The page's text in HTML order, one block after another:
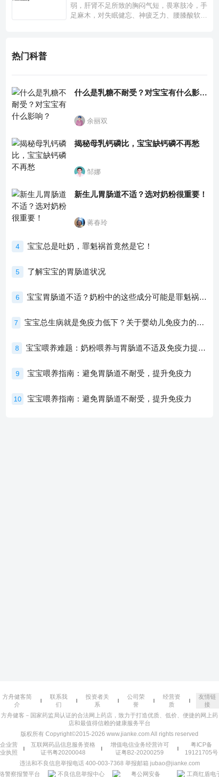
弱，肝肾不足所致的胸闷气短，畏寒肢冷，手
足麻木，对失眠健忘、神疲乏力、腰膝酸软也
热门科普
什么是乳糖不耐受？对宝宝有什么影响？
余丽双
揭秘母乳钙磷比，宝宝缺钙磷不再愁
邹娜
新生儿胃肠道不适？选对奶粉很重要！
蒋春玲
4 宝宝总是吐奶，罪魁祸首竟然是它！
5 了解宝宝的胃肠道状况
6 宝宝胃肠道不适？奶粉中的这些成分可能是罪魁祸首！
7 宝宝总生病就是免疫力低下？关于婴幼儿免疫力的真相，家长必须了解！
8 宝宝喂养难题：奶粉喂养与胃肠道不适及免疫力提升的奥秘
9 宝宝喂养指南：避免胃肠道不耐受，提升免疫力
10 宝宝喂养指南：避免胃肠道不耐受，提升免疫力
方舟健客简
介
联系我
们
投资者关
系
公司荣
誉
经营资
质
友情链
接
方舟健客－国家药监局认证的合法网上药店，致力于打造优质、低价、便捷的网上药
店和最值得信赖的健康服务平台
版权所有 Copyright©2015-2026 www.jianke.com All rights reserved
企业营
业执照
互联网药品信息服务资格
证书粤20200048
增值电信业务经营许可
证粤B2-20200259
粤ICP备
19121705号
违法和不良信息举报电话 400-003-7368 举报邮箱 jubao@jianke.com